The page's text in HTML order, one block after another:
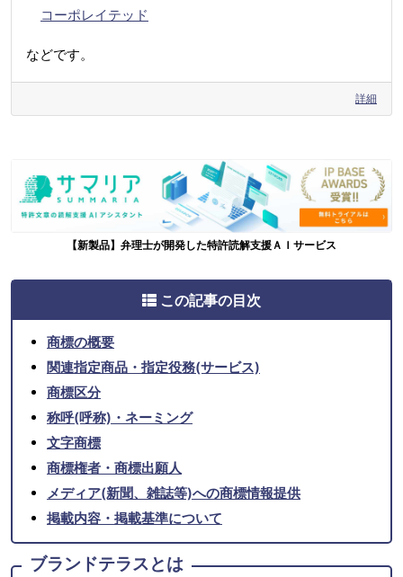
コーポレイテッド
などです。
詳細
【新製品】弁理士が開発した特許読解支援ＡＩサービス
この記事の目次
商標の概要
関連指定商品・指定役務(サービス)
商標区分
称呼(呼称)・ネーミング
文字商標
商標権者・商標出願人
メディア(新聞、雑誌等)への商標情報提供
掲載内容・掲載基準について
ブランドテラスとは